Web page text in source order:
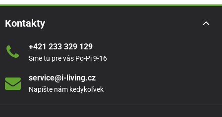
Kontakty
+421 233 329 129
Sme tu pre vás Po-Pi 9-16
service@i-living.cz
Napíšte nám kedykoľvek